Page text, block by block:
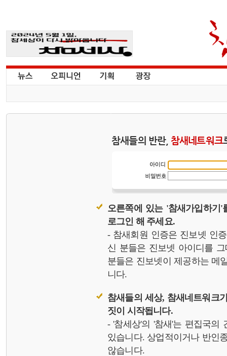
참새들의 반란, 참새네트워크
오른쪽에 있는 '참새가입하기
로그인 해 주세요.
- 참새회원 인증은 진보넷 인
신 분들은 진보넷 아이디를
분들은 진보넷이 제공하는 메
니다.
참새들의 세상, 참새네트워크
짓이 시작됩니다.
- '참세상'의 '참새'는 편집국의
있습니다. 상업적이거나 반인
않습니다.